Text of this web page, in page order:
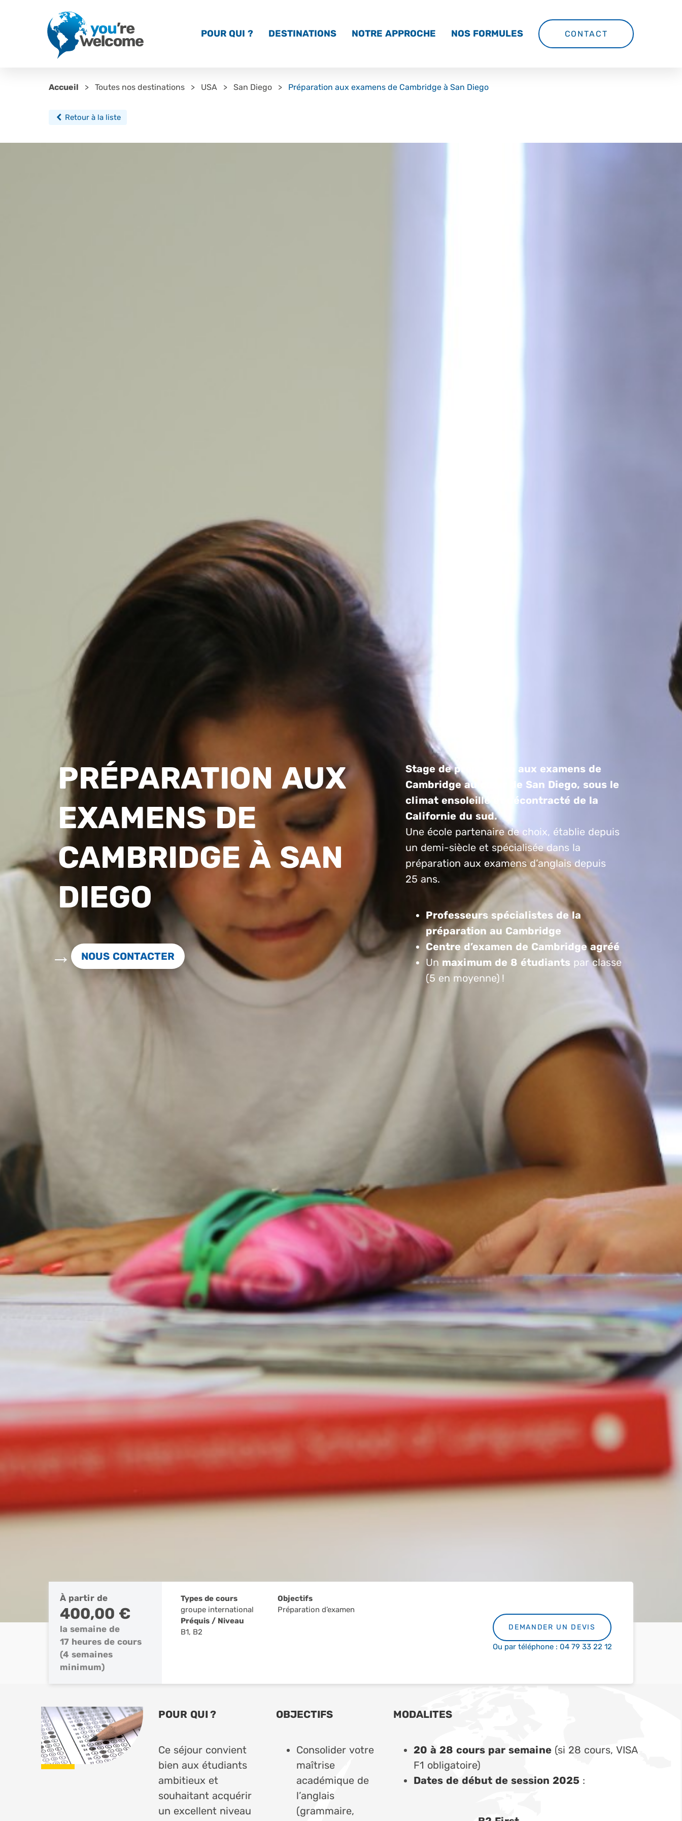
POUR QUI ? DESTINATIONS NOTRE APPROCHE NOS FORMULES CONTACT
Accueil Toutes nos destinations USA San Diego Préparation aux examens de Cambridge à San Diego
Retour à la liste
PRÉPARATION AUX
EXAMENS DE
CAMBRIDGE À SAN
DIEGO
NOUS CONTACTER
Stage de préparation aux examens de
Cambridge au cœur de San Diego, sous le
climat ensoleillé et décontracté de la
Californie du sud.
Une école partenaire de choix, établie depuis
un demi-siècle et spécialisée dans la
préparation aux examens d’anglais depuis
25 ans.
Professeurs spécialistes de la
préparation au Cambridge
Centre d’examen de Cambridge agréé
Un maximum de 8 étudiants par classe
(5 en moyenne) !
À partir de
400,00 €
la semaine de
17 heures de cours
(4 semaines
minimum)
Types de cours
groupe international
Préquis / Niveau
B1, B2
Objectifs
Préparation d’examen
DEMANDER UN DEVIS
Ou par téléphone : 04 79 33 22 12
POUR QUI ?
Ce séjour convient
bien aux étudiants
ambitieux et
souhaitant acquérir
un excellent niveau
OBJECTIFS
Consolider votre
maîtrise
académique de
l’anglais
(grammaire,
MODALITES
20 à 28 cours par semaine (si 28 cours, VISA
F1 obligatoire)
Dates de début de session 2025: